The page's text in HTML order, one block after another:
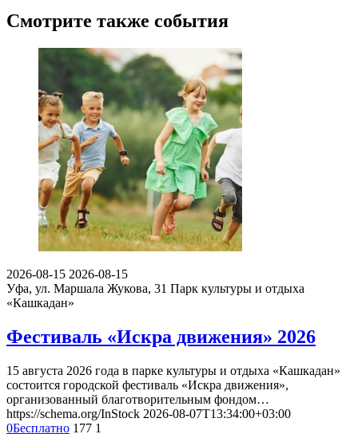
Смотрите также события
2026-08-15 2026-08-15
Уфа, ул. Маршала Жукова, 31 Парк культуры и отдыха
«Кашкадан»
Фестиваль «Искра движения» 2026
15 августа 2026 года в парке культуры и отдыха «Кашкадан»
состоится городской фестиваль «Искра движения»,
организованный благотворительным фондом…
https://schema.org/InStock 2026-08-07T13:34:00+03:00
0Бесплатно 177 1